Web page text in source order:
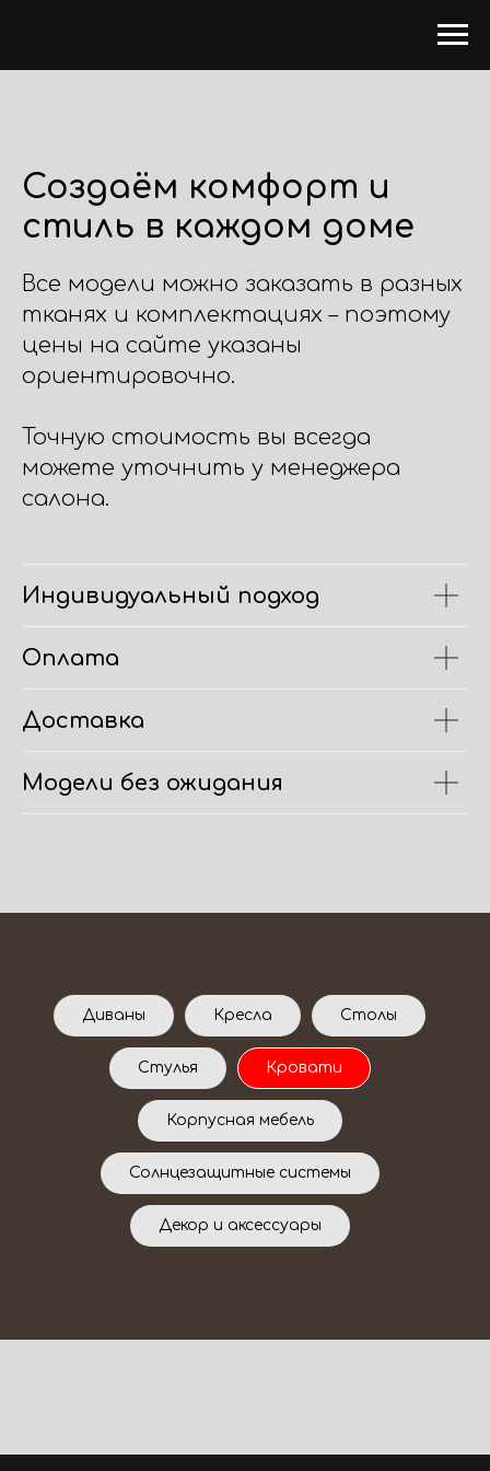
Создаём комфорт и
стиль в каждом доме
Все модели можно заказать в разных
тканях и комплектациях – поэтому
цены на сайте указаны
ориентировочно.
Точную стоимость вы всегда
можете уточнить у менеджера
салона.
Индивидуальный подход
Оплата
Доставка
Модели без ожидания
Диваны Кресла Столы
Стулья Кровати
Корпусная мебель
Солнцезащитные системы
Декор и аксессуары